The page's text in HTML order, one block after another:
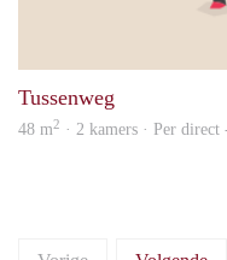
Tussenweg
48 m2 · 2 kamers · Per